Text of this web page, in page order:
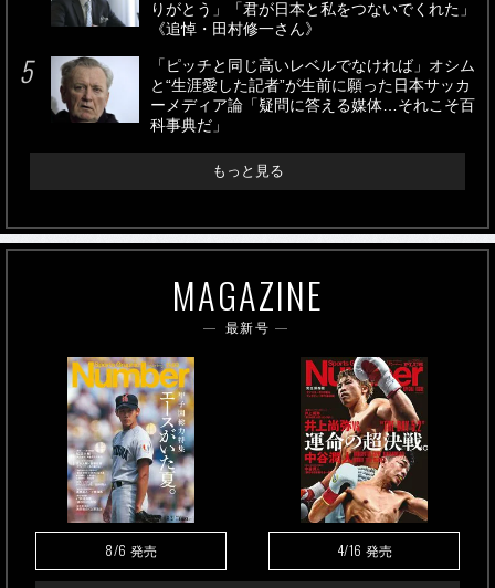
りがとう」「君が日本と私をつないでくれた」
《追悼・田村修一さん》
「ピッチと同じ高いレベルでなければ」オシム
と“生涯愛した記者”が生前に願った日本サッカ
ーメディア論「疑問に答える媒体…それこそ百
科事典だ」
もっと見る
MAGAZINE
最新号
8/6 発売 4/16 発売